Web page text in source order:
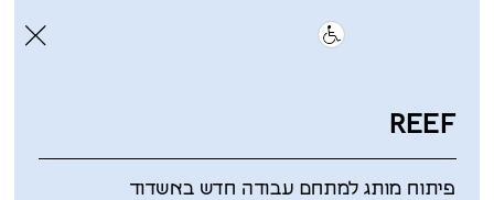
REEF
פיתוח מותג למתחם עבודה חדש באשדוד